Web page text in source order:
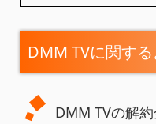
DMM TVに関す
DMM TVの解